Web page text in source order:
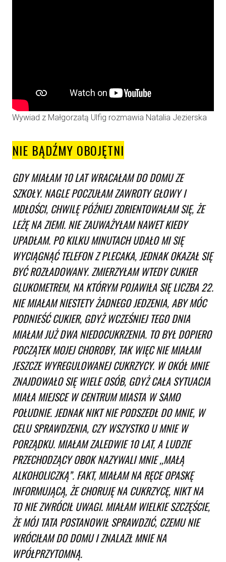
Wywiad z Małgorzatą Ulfig rozmawia Natalia Jezierska
NIE BĄDŹMY OBOJĘTNI
GDY MIAŁAM 10 LAT WRACAŁAM DO DOMU ZE
SZKOŁY. NAGLE POCZUŁAM ZAWROTY GŁOWY I
MDŁOŚCI, CHWILĘ PÓŹNIEJ ZORIENTOWAŁAM SIĘ, ŻE
LEŻĘ NA ZIEMI. NIE ZAUWAŻYŁAM NAWET KIEDY
UPADŁAM. PO KILKU MINUTACH UDAŁO MI SIĘ
WYCIĄGNĄĆ TELEFON Z PLECAKA, JEDNAK OKAZAŁ SIĘ
BYĆ ROZŁADOWANY. ZMIERZYŁAM WTEDY CUKIER
GLUKOMETREM, NA KTÓRYM POJAWIŁA SIĘ LICZBA 22.
NIE MIAŁAM NIESTETY ŻADNEGO JEDZENIA, ABY MÓC
PODNIEŚĆ CUKIER, GDYŻ WCZEŚNIEJ TEGO DNIA
MIAŁAM JUŻ DWA NIEDOCUKRZENIA. TO BYŁ DOPIERO
POCZĄTEK MOJEJ CHOROBY, TAK WIĘC NIE MIAŁAM
JESZCZE WYREGULOWANEJ CUKRZYCY. W OKÓŁ MNIE
ZNAJDOWAŁO SIĘ WIELE OSÓB, GDYŻ CAŁA SYTUACJA
MIAŁA MIEJSCE W CENTRUM MIASTA W SAMO
POŁUDNIE. JEDNAK NIKT NIE PODSZEDŁ DO MNIE, W
CELU SPRAWDZENIA, CZY WSZYSTKO U MNIE W
PORZĄDKU. MIAŁAM ZALEDWIE 10 LAT, A LUDZIE
PRZECHODZĄCY OBOK NAZYWALI MNIE ,,MAŁĄ
ALKOHOLICZKĄ”. FAKT, MIAŁAM NA RĘCE OPASKĘ
INFORMUJĄCĄ, ŻE CHORUJĘ NA CUKRZYCĘ, NIKT NA
TO NIE ZWRÓCIŁ UWAGI. MIAŁAM WIELKIE SZCZĘŚCIE,
ŻE MÓJ TATA POSTANOWIŁ SPRAWDZIĆ, CZEMU NIE
WRÓCIŁAM DO DOMU I ZNALAZŁ MNIE NA
WPÓŁPRZYTOMNĄ.